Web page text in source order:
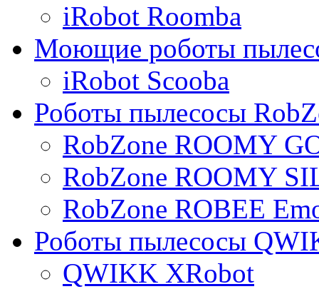
iRobot Roomba
Моющие роботы
iRobot Scooba
Роботы пылесосы
RobZone ROOMY
RobZone ROOMY
RobZone ROBEE
Роботы пылесосы
QWIKK XRobot